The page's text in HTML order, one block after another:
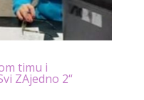
timu i
ZAjedno 2“